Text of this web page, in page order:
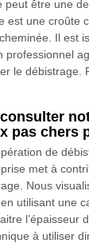
peut être une
est une croûte
Il est
professionnel
le débistrage.
consulter
pas chers
de
met à
Nous
utilisant une
l’épaisseur
à utiliser